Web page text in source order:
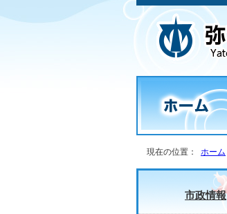
現在の位置： ホーム
市政情報